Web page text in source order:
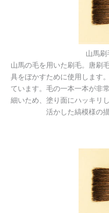
山馬
山馬の毛を用いた刷毛。唐刷
具をぼかすために使用します
ています。毛の一本一本が非
細いため、塗り面にハッキリ
活かした縞模様の